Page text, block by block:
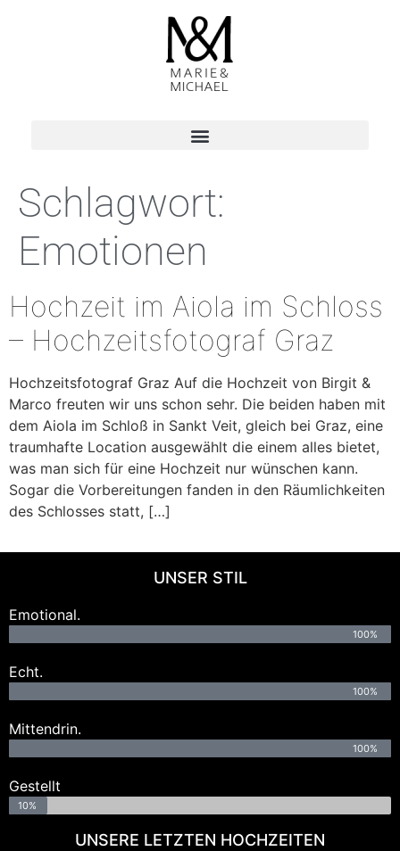
Schlagwort:
Emotionen
Hochzeit im Aiola im Schloss
– Hochzeitsfotograf Graz
Hochzeitsfotograf Graz Auf die Hochzeit von Birgit &
Marco freuten wir uns schon sehr. Die beiden haben mit
dem Aiola im Schloß in Sankt Veit, gleich bei Graz, eine
traumhafte Location ausgewählt die einem alles bietet,
was man sich für eine Hochzeit nur wünschen kann.
Sogar die Vorbereitungen fanden in den Räumlichkeiten
des Schlosses statt, […]
UNSER STIL
Emotional.
100%
Echt.
100%
Mittendrin.
100%
Gestellt
10%
UNSERE LETZTEN HOCHZEITEN